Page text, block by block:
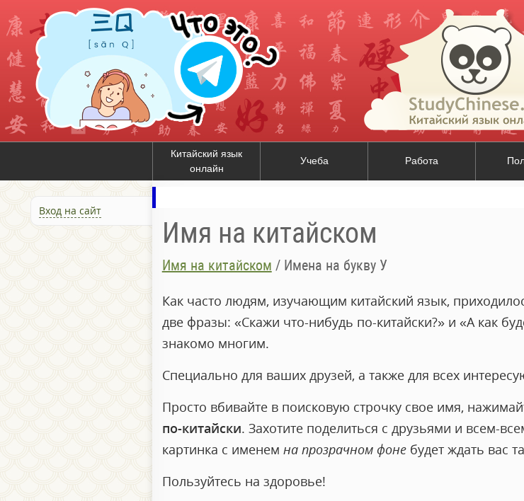
Китайский язык
онлайн
Учеба Работа
Вход на сайт
Имя на китайском
Имя на китайском / Имена на букву У
Как часто людям, изучающим китайский язык,
две фразы: «Скажи что-нибудь по-китайски?» и «А как
знакомо многим.
Специально для ваших друзей, а также для всех
Просто вбивайте в поисковую строчку свое имя,
по-китайски. Захотите поделиться с друзьями и всем-
картинка с именем на прозрачном фонебудет ждать вас
Пользуйтесь на здоровье!